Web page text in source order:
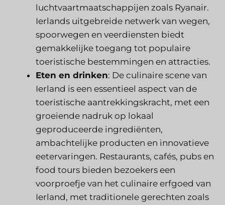
luchtvaartmaatschappijen zoals Ryanair.
Ierlands uitgebreide netwerk van wegen,
spoorwegen en veerdiensten biedt
gemakkelijke toegang tot populaire
toeristische bestemmingen en attracties.
Eten en drinken: De culinaire scene van
Ierland is een essentieel aspect van de
toeristische aantrekkingskracht, met een
groeiende nadruk op lokaal
geproduceerde ingrediënten,
ambachtelijke producten en innovatieve
eetervaringen. Restaurants, cafés, pubs en
food tours bieden bezoekers een
voorproefje van het culinaire erfgoed van
Ierland, met traditionele gerechten zoals